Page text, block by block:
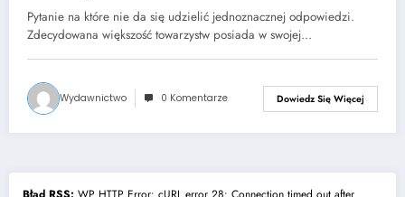
Pytanie na które nie da się udzielić jednoznacznej odpowiedzi.
Zdecydowana większość towarzystw posiada w swojej…
Wydawnictwo 0 Komentarze Dowiedz Się Więcej